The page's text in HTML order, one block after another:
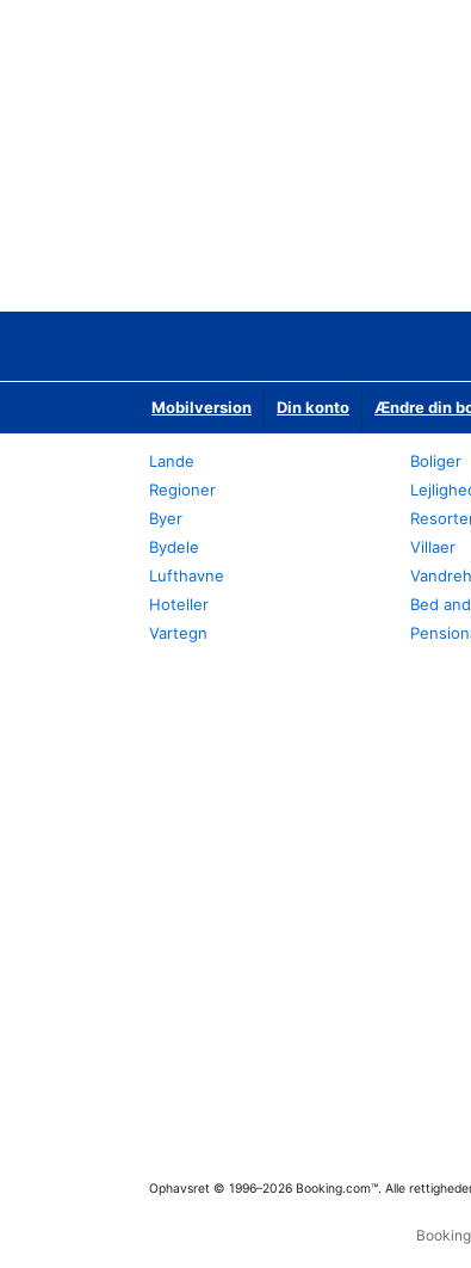
Mobilversion Din konto Ændre din
Lande
Regioner
Byer
Bydele
Lufthavne
Hoteller
Vartegn
Boliger
Villaer
Bed
Ophavsret © 1996–2026 Booking.com™. Alle